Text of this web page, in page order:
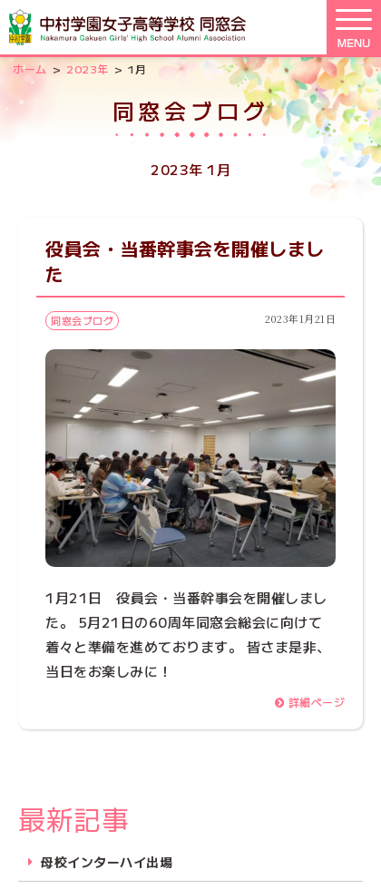
ホーム > 2023年 > 1月
同窓会ブログ
2023年 1月
役員会・当番幹事会を開催しまし
た
同窓会ブログ 2023年1月21日
1月21日 役員会・当番幹事会を開催しまし
た。 5月21日の60周年同窓会総会に向けて
着々と準備を進めております。 皆さま是非、
当日をお楽しみに！
詳細ページ
最新記事
母校インターハイ出場